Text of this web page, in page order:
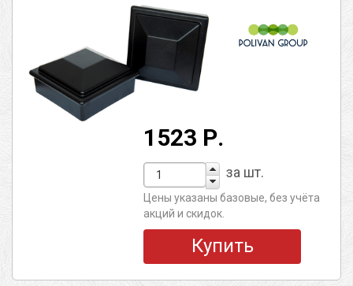
1523 Р.
за шт.
Цены указаны базовые, без учёта
акций и скидок.
Купить